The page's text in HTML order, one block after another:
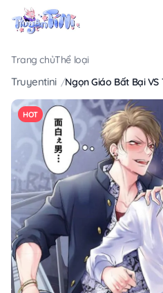
Trang chủThể loại
Truyentini Ngọn Giáo Bất Bại VS
HOT